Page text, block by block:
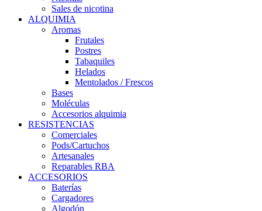
Sales de nicotina
ALQUIMIA
Aromas
Frutales
Postres
Tabaquiles
Helados
Mentolados / Frescos
Bases
Moléculas
Accesorios alquimia
RESISTENCIAS
Comerciales
Pods/Cartuchos
Artesanales
Reparables RBA
ACCESORIOS
Baterías
Cargadores
Algodón